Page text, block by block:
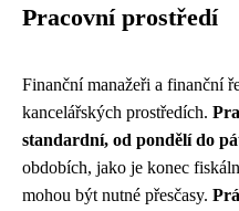
Pracovní prostředí
Finanční manažeři a finanční
kancelářských prostředích.
standardní, od pondělí do
obdobích, jako je konec
mohou být nutné přesčasy.